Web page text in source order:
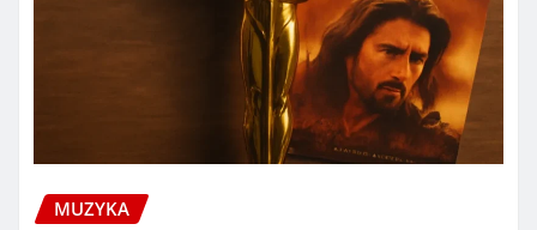
MUZYKA